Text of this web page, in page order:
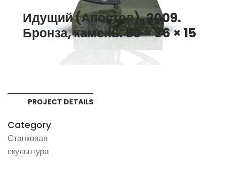
Идущий (Апостол). 2009.
Бронза, камень. 50 × 36 × 15
PROJECT DETAILS
Category
Станковая
скульптура